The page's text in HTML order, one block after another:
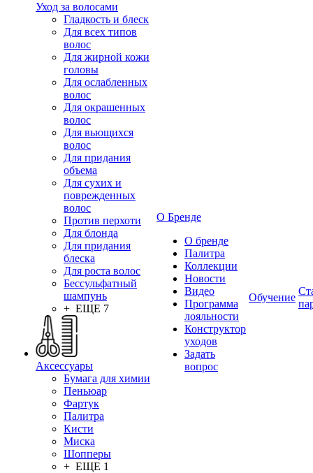
Уход за волосами
Гладкость и блеск
Для всех типов
волос
Для жирной кожи
головы
Для ослабленных
волос
Для окрашенных
волос
Для вьющихся
волос
Для придания
объема
Для сухих и
поврежденных
волос
Против перхоти
Для блонда
Для придания
блеска
Для роста волос
Бессульфатный
шампунь
+ ЕЩЕ 7
Аксессуары
Бумага для химии
Пеньюар
Фартук
Палитра
Кисти
Миска
Шопперы
+ ЕЩЕ 1
О Бренде
О бренде
Палитра
Коллекции
Новости
Видео
Программа
лояльности
Конструктор
уходов
Задать
вопрос
Обучение